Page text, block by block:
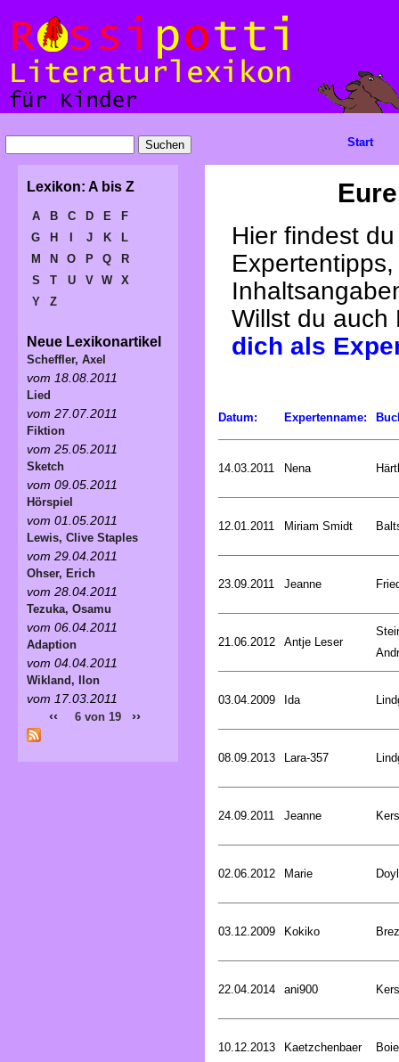
Hier findest
Willst du
dich als
Datum: Expertenname:
14.03.2011 Nena
12.01.2011 Miriam Smidt
23.09.2011 Jeanne
21.06.2012 Antje Leser
03.04.2009 Ida
08.09.2013 Lara-357
24.09.2011 Jeanne
02.06.2012 Marie
03.12.2009 Kokiko
22.04.2014 ani900
10.12.2013 Kaetzchenbaer
Start
Lexikon: A bis Z
A B C D E
F
G
H J K
L
M
N O P Q
R
S
T U V W
X
Y
Z
Neue Lexikonartikel
Scheffler, Axel
vom 18.08.2011
Lied
vom 27.07.2011
Fiktion
vom 25.05.2011
Sketch
vom 09.05.2011
Hörspiel
vom 01.05.2011
Lewis, Clive Staples
vom 29.04.2011
Ohser, Erich
vom 28.04.2011
Tezuka, Osamu
vom 06.04.2011
Adaption
vom 04.04.2011
Wikland, Ilon
vom 17.03.2011
‹‹ 6 von 19 ››